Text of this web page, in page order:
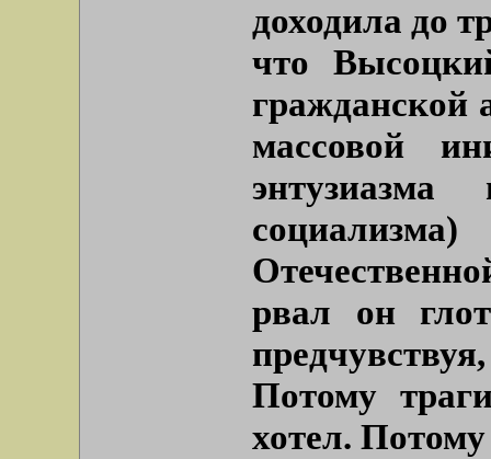
доходила до
что
гражданской
массовой
энтузиазма
рвал он
Потому
хотел.